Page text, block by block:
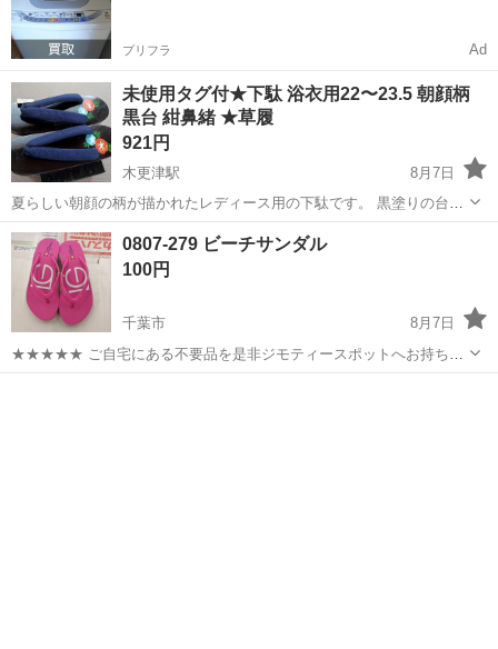
プリフラ Ad
未使用タグ付★下駄 浴衣用22〜23.5 朝顔柄
黒台 紺鼻緒 ★草履
921円
木更津駅
8月7日
夏らしい朝顔の柄が描かれたレディース用の下駄です。 黒塗りの台に
紺色の鼻緒が映える、落ち着いたデザインです。 浴衣や夏着物に合わ
せてお使いいただけます。 タグ付きの未使用品です。 サイズの記載は
ありませんが、22から23.5...
千葉 木更津市 木更津駅 靴
0807-279 ビーチサンダル
100円
千葉市
8月7日
★★★★★ ご自宅にある不要品を是非ジモティースポットへお持ち込
みしませんか？ 家電、趣味・スポーツ・レジャー用品、こども用品、